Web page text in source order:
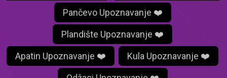
Pančevo Upoznavanje ❤️
Plandište Upoznavanje ❤️
Apatin Upoznavanje ❤️ Kula Upoznavanje ❤️